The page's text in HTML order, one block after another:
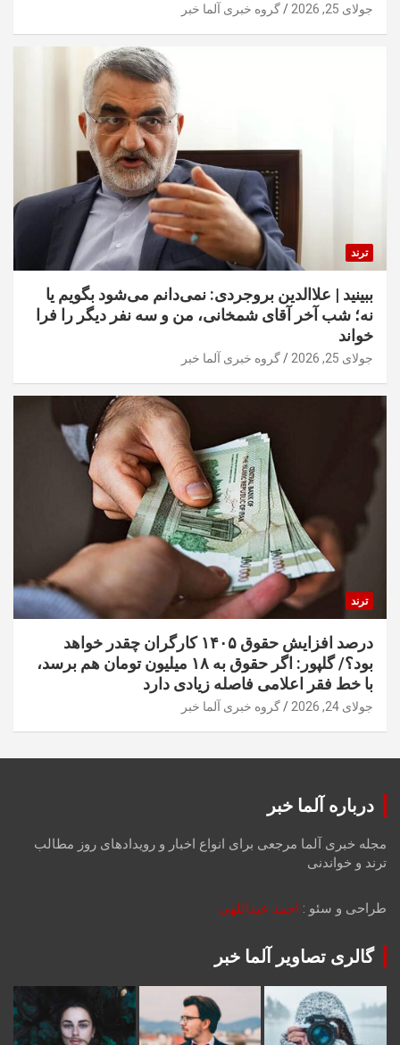
جولای 25, 2026 گروه خبری آلما خبر
ترند
ببینید | علاالدین بروجردی: نمی‌دانم می‌شود بگویم یا
نه؛ شب آخر آقای شمخانی، من و سه نفر دیگر را فرا
خواند
جولای 25, 2026 گروه خبری آلما خبر
ترند
درصد افزایش حقوق ۱۴۰۵ کارگران چقدر خواهد
بود؟/ گلپور: اگر حقوق به ۱۸ میلیون تومان هم برسد،
با خط فقر اعلامی فاصله زیادی دارد
جولای 24, 2026 گروه خبری آلما خبر
درباره آلما خبر
مجله خبری آلما مرجعی برای انواع اخبار و رویدادهای روز مطالب
ترند و خواندنی
طراحی و سئو : احمد عبداللهی
گالری تصاویر آلما خبر